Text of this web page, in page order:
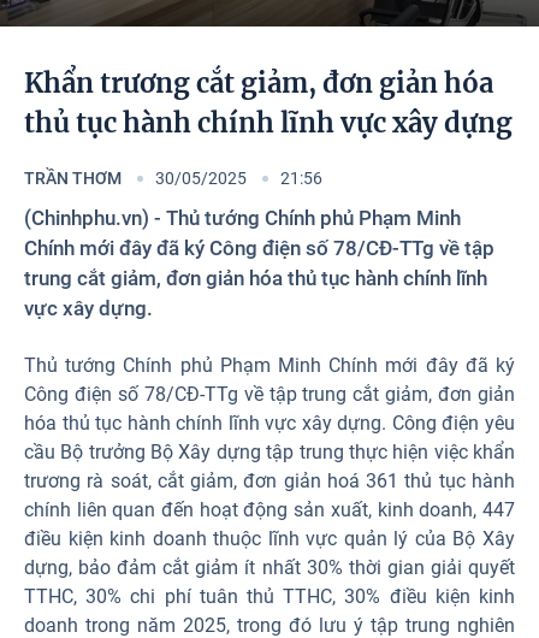
Infographics
Photos
Khẩn trương cắt giảm, đơn giản hóa
thủ tục hành chính lĩnh vực xây dựng
TRẦN THƠM 30/05/2025 21:56
(Chinhphu.vn) - Thủ tướng Chính phủ Phạm Minh
Chính mới đây đã ký Công điện số 78/CĐ-TTg về tập
trung cắt giảm, đơn giản hóa thủ tục hành chính lĩnh
vực xây dựng.
Thủ tướng Chính phủ Phạm Minh Chính mới đây đã ký
Công điện số 78/CĐ-TTg về tập trung cắt giảm, đơn giản
hóa thủ tục hành chính lĩnh vực xây dựng. Công điện yêu
cầu Bộ trưởng Bộ Xây dựng tập trung thực hiện việc khẩn
trương rà soát, cắt giảm, đơn giản hoá 361 thủ tục hành
chính liên quan đến hoạt động sản xuất, kinh doanh, 447
điều kiện kinh doanh thuộc lĩnh vực quản lý của Bộ Xây
dựng, bảo đảm cắt giảm ít nhất 30% thời gian giải quyết
TTHC, 30% chi phí tuân thủ TTHC, 30% điều kiện kinh
doanh trong năm 2025, trong đó lưu ý tập trung nghiên